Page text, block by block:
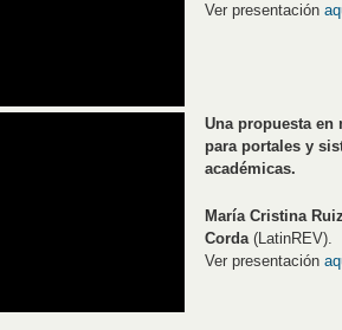
Ver presentación
Una propuesta en
para portales y
académicas.
María Cristina
Corda(LatinREV).
Ver presentación